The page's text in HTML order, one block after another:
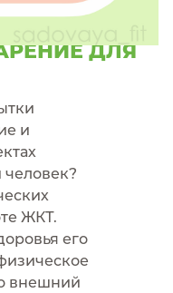
ДЛЯ
и
ЖКТ.
его
внешний